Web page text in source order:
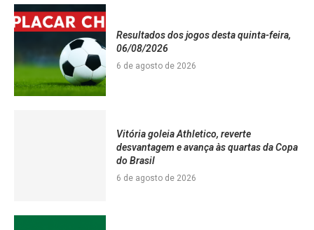
Resultados dos jogos desta quinta-feira,
06/08/2026
6 de agosto de 2026
Vitória goleia Athletico, reverte
desvantagem e avança às quartas da Copa
do Brasil
6 de agosto de 2026